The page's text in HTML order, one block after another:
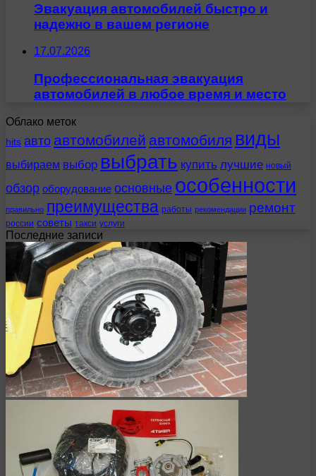
Эвакуация автомобилей быстро и
надежно в вашем регионе
17.07.2026
Профессиональная эвакуация
автомобилей в любое время и место
Облако меток
hits авто автомобилей автомобиля виды
выбираем выбор выбрать купить лучшие новый
обзор оборудование основные особенности
правильно преимущества работы рекомендации ремонт
россии советы такси услуги
Последние записи